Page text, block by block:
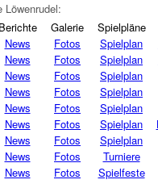
Löwenrudel:
Berichte Galerie Spielpläne
News Fotos Spielplan
News Fotos Spielplan
News Fotos Spielplan
News Fotos Spielplan
News Fotos Spielplan
News Fotos Spielplan
News Fotos Spielplan
News Fotos Turniere
News Fotos Spielfeste